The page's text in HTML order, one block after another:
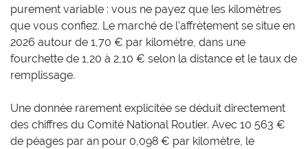
purement variable : vous ne payez que les kilomètres
que vous confiez. Le marché de l’affrètement se situe en
2026 autour de 1,70 € par kilomètre, dans une
fourchette de 1,20 à 2,10 € selon la distance et le taux de
remplissage.
Une donnée rarement explicitée se déduit directement
des chiffres du Comité National Routier. Avec 10 563 €
de péages par an pour 0,098 € par kilomètre, le